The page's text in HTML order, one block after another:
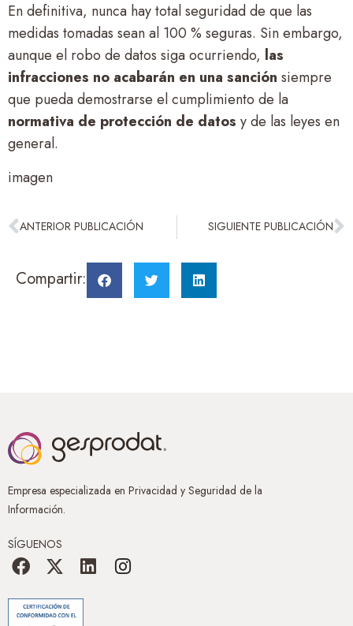
En definitiva, nunca hay total seguridad de que las
medidas tomadas sean al 100 % seguras. Sin embargo,
aunque el robo de datos siga ocurriendo, las
infracciones no acabarán en una sanción siempre
que pueda demostrarse el cumplimiento de la
normativa de protección de datos y de las leyes en
general.
imagen
ANTERIOR PUBLICACIÓN SIGUIENTE PUBLICACIÓN
Compartir:
Empresa especializada en Privacidad y Seguridad de la
Información.
SÍGUENOS